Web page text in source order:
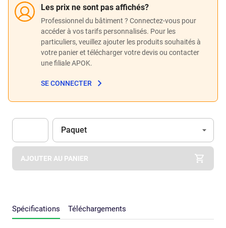
Les prix ne sont pas affichés?
Professionnel du bâtiment ? Connectez-vous pour
accéder à vos tarifs personnalisés. Pour les
particuliers, veuillez ajouter les produits souhaités à
votre panier et télécharger votre devis ou contacter
une filiale APOK.
SE CONNECTER
Apok.Product.Detail.AddToCart.Quantity (Optionnel)
Unité
Paquet
AJOUTER AU PANIER
Spécifications Téléchargements